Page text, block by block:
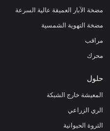
مضخة الآبار العميقة عالية السرعة
مضخة التهوية الشمسية
مراقب
محرك
حلول
المعيشة خارج الشبكة
الري الزراعي
الثروة الحيوانية